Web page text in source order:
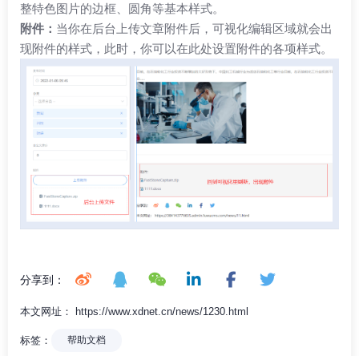
整特色图片的边框、圆角等基本样式。
附件： 当你在后台上传文章附件后，可视化编辑区域就会出
现附件的样式，此时，你可以在此处设置附件的各项样式。
分享到：
本文网址： https://www.xdnet.cn/news/1230.html
标签： 帮助文档